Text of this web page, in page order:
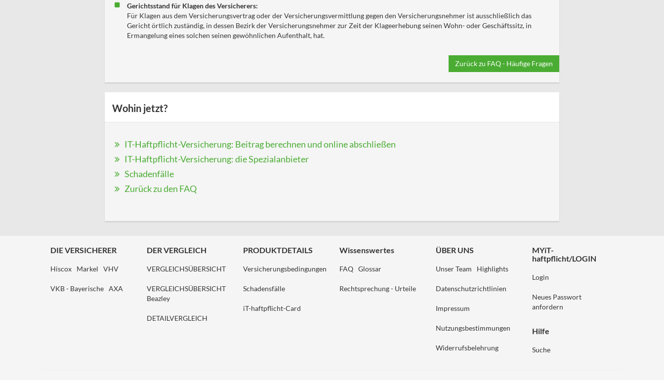
Gerichtsstand für Klagen des Versicherers:
Für Klagen aus dem Versicherungsvertrag oder der Versicherungsvermittlung gegen den Versicherungsnehmer ist ausschließlich das
Gericht örtlich zuständig, in dessen Bezirk der Versicherungsnehmer zur Zeit der Klageerhebung seinen Wohn- oder Geschäftssitz, in
Ermangelung eines solchen seinen gewöhnlichen Aufenthalt, hat.
Zurück zu FAQ - Häufige Fragen
Wohin jetzt?
IT-Haftpflicht-Versicherung: Beitrag berechnen und online abschließen
IT-Haftpflicht-Versicherung: die Spezialanbieter
Schadenfälle
Zurück zu den FAQ
DIE VERSICHERER
Hiscox Markel VHV
VKB - Bayerische AXA
DER VERGLEICH
VERGLEICHSÜBERSICHT
VERGLEICHSÜBERSICHT
Beazley
DETAILVERGLEICH
PRODUKTDETAILS
Versicherungsbedingungen
Schadensfälle
iT-haftpflicht-Card
Wissenswertes
FAQ Glossar
Rechtsprechung - Urteile
ÜBER UNS
Unser Team Highlights
Datenschutzrichtlinien
Impressum
Nutzungsbestimmungen
Widerrufsbelehrung
MYiT-
haftpflicht/LOGIN
Login
Neues Passwort
anfordern
Hilfe
Suche